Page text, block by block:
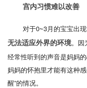
宫内习惯难以改善
对于0~3月的宝宝出
无法适应外界的环境。因
经常性听到的声音是妈妈
妈妈的怀抱里才能有这种
醒”的情况。